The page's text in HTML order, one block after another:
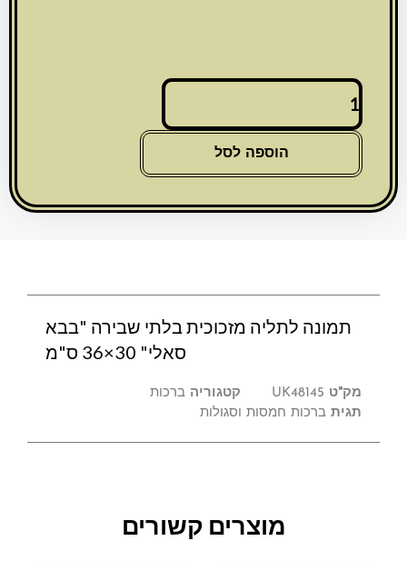
כמות
של
תמונה
מזכוכית
שבירה
הוספה לסל
תמונה לתליה מזכוכית בלתי שבירה "בבא
סאלי" 30×36 ס"מ
מק"ט UK48145 קטגוריה ברכות
תגית ברכות חמסות וסגולות
מוצרים קשורים